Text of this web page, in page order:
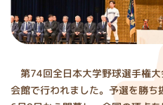
第74回全日本大学野球選手権
会館で行われました。予選を勝